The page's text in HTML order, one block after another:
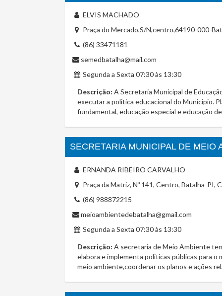
ELVIS MACHADO
Praça do Mercado,S/N,centro,64190-000-
(86) 33471181
semedbatalha@mail.com
Segunda a Sexta 07:30 às 13:30
Descrição: A Secretaria Municipal de
executar a politica educacional do Municipio.
fundamental, educação especial e educação
SECRETARIA MUNICIPAL DE MEIO
ERNANDA RIBEIRO CARVALHO
Praça da Matriz, Nº 141, Centro, Batalha-PI,
(86) 988872215
meioambientedebatalha@gmail.com
Segunda a Sexta 07:30 às 13:30
Descrição: A secretaria de Meio Ambiente
elabora e implementa politicas públicas para
meio ambiente,coordenar os planos e ações